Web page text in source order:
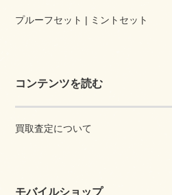
プルーフセット | ミントセット
コンテンツを読む
買取査定について
モバイルショップ